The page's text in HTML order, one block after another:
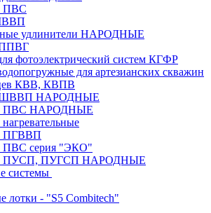
ПВС
удлинители НАРОДНЫЕ
фотоэлектрический систем КГФР
для артезианских скважин
КВВ, КВПВ
НАРОДНЫЕ
ПВС НАРОДНЫЕ
ПГВВП
ПВС серия "ЭКО"
ПУСП, ПУГСП НАРОДНЫЕ
системы
лотки - "S5 Combitech"